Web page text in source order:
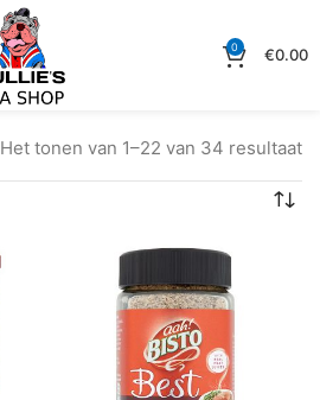
0 €0.00
Het tonen van 1–22 van 34 resultaat